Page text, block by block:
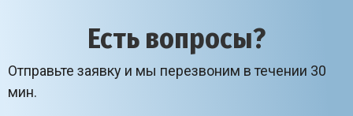
Есть вопросы?
Отправьте заявку и мы перезвоним в течении 30
мин.